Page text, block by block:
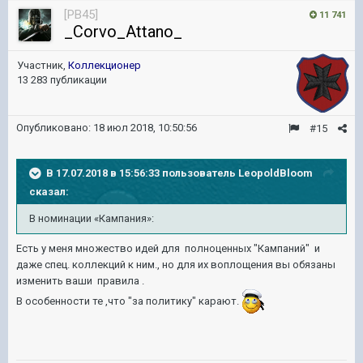
11 741
[PB45]
_Corvo_Attano_
Участник, Коллекционер
13 283 публикации
#15
Опубликовано: 18 июл 2018, 10:50:56
В 17.07.2018 в 15:56:33 пользователь LeopoldBloom
сказал:
В номинации «Кампания»:
Есть у меня множество идей для полноценных "Кампаний" и
даже спец. коллекций к ним., но для их воплощения вы обязаны
изменить ваши правила .
В особенности те ,что "за политику" карают.